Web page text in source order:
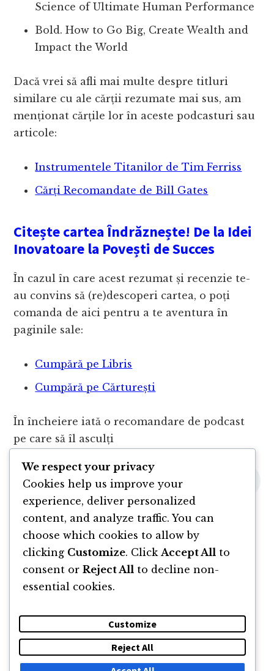
Science of Ultimate Human Performance
Bold. How to Go Big, Create Wealth and
Impact the World
Dacă vrei să afli mai multe despre titluri
similare cu ale cărții rezumate mai sus, am
menționat cărțile lor în aceste podcasturi sau
articole:
Instrumentele Titanilor de Tim Ferriss
Cărți Recomandate de Bill Gates
Citește cartea Îndrăznește! De la Idei
Inovatoare la Povești de Succes
În cazul în care acest rezumat și recenzie te-
au convins să (re)descoperi cartea, o poți
comanda de aici pentru a te aventura în
paginile sale:
Cumpără pe Libris
Cumpără pe Cărturești
În încheiere iată o recomandare de podcast
pe care să îl asculți
DESPRE NEWSLETTER CĂUTARE CONTACT
We respect your privacy
Cookies help us improve your
experience, deliver personalized
content, and analyze traffic. You can
choose which cookies to allow by
clicking Customize. Click Accept All to
consent or Reject All to decline non-
essential cookies.
Customize
Reject All